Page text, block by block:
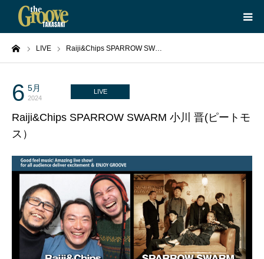
LIVE Raiji&Chips SPARROW SW…
6 5月
2024
LIVE
Raiji&Chips SPARROW SWARM 小川 晋(ピートモ
ス）
HOME
LIVE
EQUIPMENT
ABOUT
CONTACT